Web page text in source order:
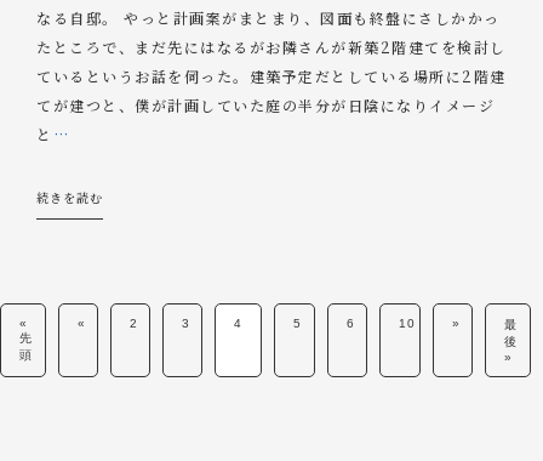
なる自邸。 やっと計画案がまとまり、図面も終盤にさしかかっ
たところで、まだ先にはなるがお隣さんが新築2階建てを検討し
ているというお話を伺った。建築予定だとしている場所に2階建
てが建つと、僕が計画していた庭の半分が日陰になりイメージ
と …
続きを読む
«
先
頭
« 2 3 4 5 6 10 »
最
後
»